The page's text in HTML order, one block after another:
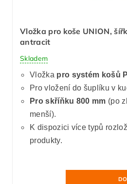
Vložka pro koše UNION,
antracit
Skladem
Vložka pro systém košů
Pro vložení do šuplíku v
Pro skříňku 800 mm (po
menší).
K dispozici více typů
produkty.